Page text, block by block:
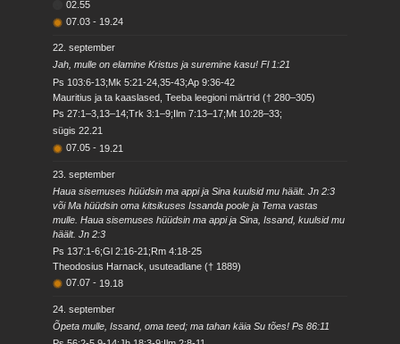
02.55
07.03 - 19.24
22. september
Jah, mulle on elamine Kristus ja suremine kasu! Fl 1:21
Ps 103:6-13;Mk 5:21-24,35-43;Ap 9:36-42
Mauritius ja ta kaaslased, Teeba leegioni märtrid († 280–305)
Ps 27:1–3,13–14;Trk 3:1–9;Ilm 7:13–17;Mt 10:28–33;
sügis 22.21
07.05 - 19.21
23. september
Haua sisemuses hüüdsin ma appi ja Sina kuulsid mu häält. Jn 2:3
või Ma hüüdsin oma kitsikuses Issanda poole ja Tema vastas
mulle. Haua sisemuses hüüdsin ma appi ja Sina, Issand, kuulsid mu
häält. Jn 2:3
Ps 137:1-6;Gl 2:16-21;Rm 4:18-25
Theodosius Harnack, usuteadlane († 1889)
07.07 - 19.18
24. september
Õpeta mulle, Issand, oma teed; ma tahan käia Su tões! Ps 86:11